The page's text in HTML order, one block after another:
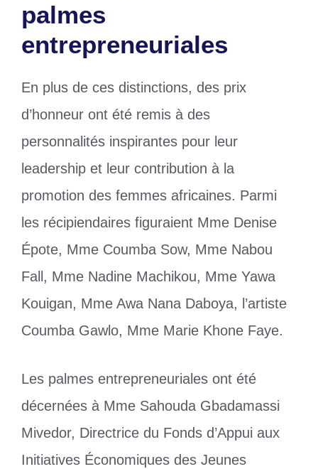
palmes
entrepreneuriales
En plus de ces distinctions, des prix
d’honneur ont été remis à des
personnalités inspirantes pour leur
leadership et leur contribution à la
promotion des femmes africaines. Parmi
les récipiendaires figuraient Mme Denise
Épote, Mme Coumba Sow, Mme Nabou
Fall, Mme Nadine Machikou, Mme Yawa
Kouigan, Mme Awa Nana Daboya, l’artiste
Coumba Gawlo, Mme Marie Khone Faye.
Les palmes entrepreneuriales ont été
décernées à Mme Sahouda Gbadamassi
Mivedor, Directrice du Fonds d’Appui aux
Initiatives Économiques des Jeunes